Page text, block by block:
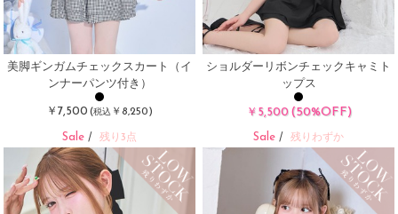
美脚ギンガムチェックスカート（イ
ンナーパンツ付き）
￥7,500(税込 ￥8,250)
ショルダーリボンチェックキャミト
ップス
￥5,500(50%OFF)
Sale / 残り3点 Sale / 残りわずか